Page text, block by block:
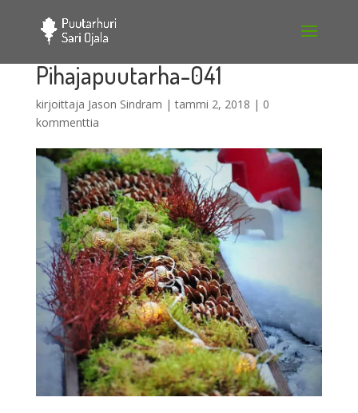
Pihajapuutarha-041
kirjoittaja Jason Sindram |tammi 2, 2018 | 0
kommenttia